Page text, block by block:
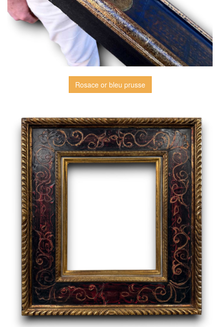
Rosace or bleu prusse